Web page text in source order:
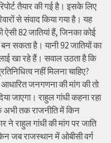
तैयार की गई है। इसके लिए
से संवाद किया गया है। यह
82 जातियां हैं, जिनका कोई
सकता है। यानी 92 जातियों का
खा रहे हैं। सवाल उठता है कि
नहीं मिलना चाहिए?
जनगणना की मांग की तो
जाएगा। राहुल गांधी कहना रहा
अभी तक राजनीति में किन
ने राहुल गांधी की मांग पर जाति
जब राजस्थान में ओबीसी वर्ग